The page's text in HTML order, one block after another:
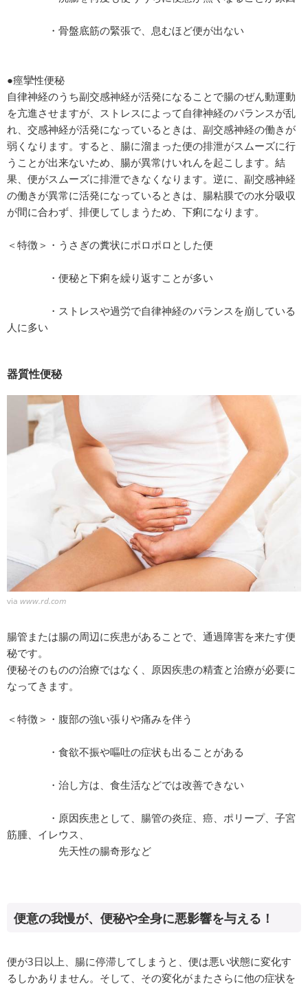
・骨盤底筋の緊張で、息むほど便が出ない
●痙攣性便秘
自律神経のうち副交感神経が活発になることで腸のぜん動運動
を亢進させますが、ストレスによって自律神経のバランスが乱
れ、交感神経が活発になっているときは、副交感神経の働きが
弱くなります。すると、腸に溜まった便の排泄がスムーズに行
うことが出来ないため、腸が異常けいれんを起こします。結
果、便がスムーズに排泄できなくなります。逆に、副交感神経
の働きが異常に活発になっているときは、腸粘膜での水分吸収
が間に合わず、排便してしまうため、下痢になります。
＜特徴＞・うさぎの糞状にポロポロとした便
・便秘と下痢を繰り返すことが多い
・ストレスや過労で自律神経のバランスを崩している
人に多い
器質性便秘
via www.rd.com
腸管または腸の周辺に疾患があることで、通過障害を来たす便
秘です。
便秘そのものの治療ではなく、原因疾患の精査と治療が必要に
なってきます。
＜特徴＞・腹部の強い張りや痛みを伴う
・食欲不振や嘔吐の症状も出ることがある
・治し方は、食生活などでは改善できない
・原因疾患として、腸管の炎症、癌、ポリープ、子宮
筋腫、イレウス、
先天性の腸奇形など
便意の我慢が、便秘や全身に悪影響を与える！
便が3日以上、腸に停滞してしまうと、便は悪い状態に変化す
るしかありません。そして、その変化がまたさらに他の症状を